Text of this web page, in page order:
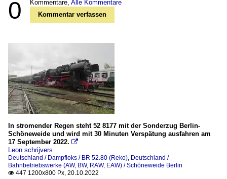
0 Kommentare, Alle Kommentare
Kommentar verfassen
In stromender Regen steht 52 8177 mit der Sonderzug Berlin-
Schöneweide und wird mit 30 Minuten Verspätung ausfahren am
17 September 2022. 
Leon schrijvers
Deutschland / Dampfloks / BR 52.80 (Reko), Deutschland /
Bahnbetriebswerke (AW, BW, RAW, EAW) / Schöneweide Berlin
 447 1200x800 Px, 20.10.2022